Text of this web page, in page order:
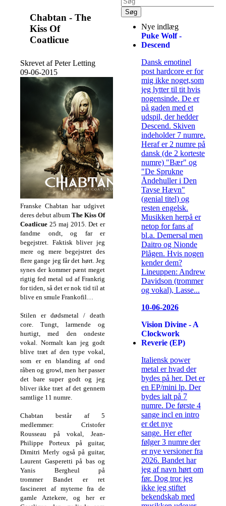
Chabtan - The
Kiss Of
Coatlicue
Skrevet af Peter Letting
09-06-2015
Franske Chabtan har udgivet
deres debut album The Kiss Of
Coatlicue 25 maj 2015. Det er
fandme ondt, og far er
begejstret. Faktisk bliver jeg
mere og mere begejstret des
flere gange jeg får det hørt. Jeg
synes der kommer pænt meget
rigtig fed metal ud af Frankrig
for tiden, så det er nok tid til at
blive en smule Frankofil…
Stilen er dødsmetal / death
core. Tungt, larmende og
hurtigt, med den ondeste
vokal. Normalt kan jeg godt
blive træt af den type vokal,
som er en blanding af ond
råben og growl, men her passer
det bare super godt og jeg
bliver ikke træt af det gennem
samtlige 11 numre.
Chabtan består af 5
medlemmer: Cristofer
Rousseau på vokal, Jean-
Philippe Porteux på guitar,
Dimitri Merly også på guitar,
Laurent Gasperetti på bas og
Yanis Bergheul på
trommer Bandet er ret
fascineret af myterne fra de
gamle Aztekere, og her er
Nye indlæg
Puke Wolf -
Descend
Dansk emotinel
post hardcore er for
mig ikke noget,som
jeg lytter til tit hvis
nogensinde. De er
på gaden med et
udspil, der hedder
Descend. Skiven
indeholder 7 numre.
Heraf er 2 numre på
dansk (de 2 korteste
numre) "Bær" og
"De Sprukne
Åndehuller i Den
Tavse Hævn"
(genial titel) og
resten engelsk.
Musikken herpå er
netop for fans af
bl.a. Demersal men
Daitro og Nionde
Plågen. Hvis nogen
kender dem?
Lineuppen: Andrew
Davidson (trommer
og vokal), Lasse...
10-06-2026
Vision Divine - A
Clockwork
Reverie (EP)
Italiensk power
metal er hvad der
bydes på her. Det er
en EP/mini lp. Der
bydes ialt på 7
numre. De første 4
sange incl en intro
er det nye
sange. Her efter
følger 3 numre der
er nye versioner fra
2026. Bandet har
jeg af navn hørt om
før. Dog tror jeg
ikke jeg stiftet
bekendskab med